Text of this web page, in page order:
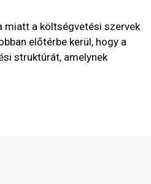
miatt a költségvetési szervek
előtérbe kerül, hogy a
struktúrát, amelynek